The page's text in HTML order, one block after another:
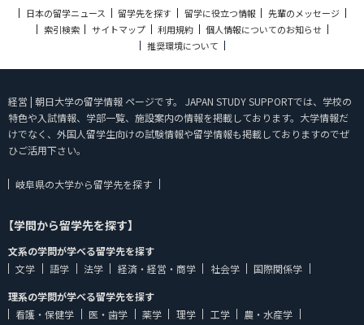
日本の留学ニュース 留学先を探す 留学に役立つ情報
先輩のメッセージ
索引検索
サイトマップ 利用規約
個人情報についてのお知らせ
推奨環境について
経営 | 朝日大学の留学情報 ページです。 JAPAN STUDY SUPPORTでは、学校の
特色や入試情報、学部一覧、施設案内の情報を掲載しております。大学情報だ
けでなく、外国人留学生向けの試験情報や留学情報も掲載しておりますのでぜ
ひご活用下さい。
岐阜県の大学から留学先を探す
【学問から留学先を探す】
文系の学問が学べる留学先を探す
文学
語学 法学 経済・経営・商学 社会学
国際関係学
理系の学問が学べる留学先を探す
看護・保健学
医・歯学 薬学 理学 工学
農・水産学